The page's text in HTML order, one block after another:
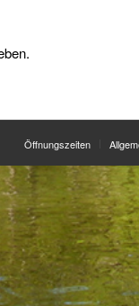
Öffnungszeiten